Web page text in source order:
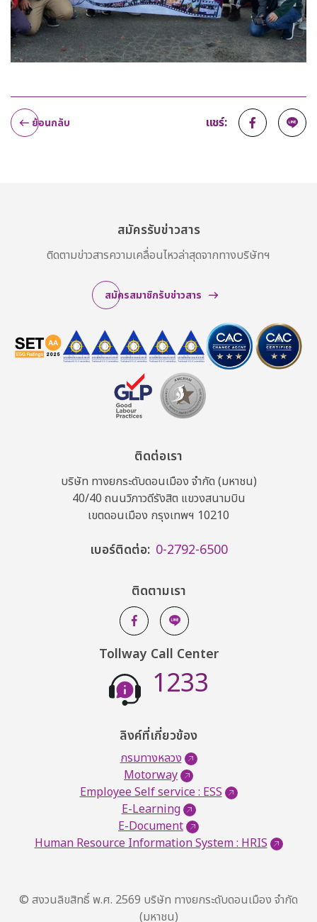
แชร์:
ย้อนกลับ
สมัครรับข่าวสาร
ติดตามข่าวสารความเคลื่อนไหวล่าสุดจากทางบริษัทฯ
สมัครสมาชิกรับข่าวสาร
ติดต่อเรา
บริษัท ทางยกระดับดอนเมือง จำกัด (มหาชน)
40/40 ถนนวิภาวดีรังสิต แขวงสนามบิน
เขตดอนเมือง กรุงเทพฯ 10210
เบอร์ติดต่อ: 0-2792-6500
ติดตามเรา
Tollway Call Center
1233
ลิงค์ที่เกี่ยวข้อง
กรมทางหลวง
Motorway
Employee Self service : ESS
E-Learning
E-Document
Human Resource Information System : HRIS
© สงวนลิขสิทธิ์ พ.ศ. 2569 บริษัท ทางยกระดับดอนเมือง จำกัด
(มหาชน)